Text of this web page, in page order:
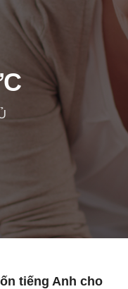
tiếng Anh cho